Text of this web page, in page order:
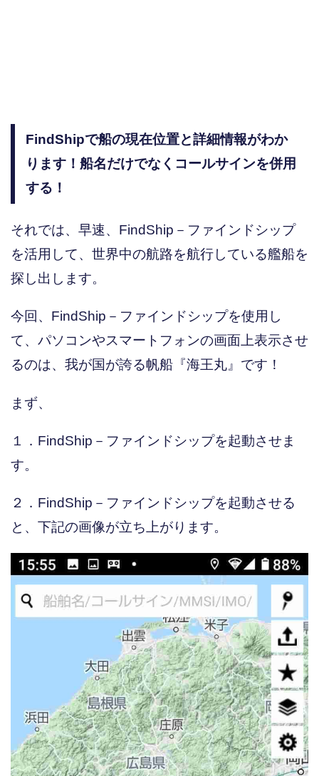
FindShipで船の現在位置と詳細情報がわか
ります！船名だけでなくコールサインを併用
する！
それでは、早速、FindShip－ファインドシップ
を活用して、世界中の航路を航行している艦船を
探し出します。
今回、FindShip－ファインドシップを使用し
て、パソコンやスマートフォンの画面上表示させ
るのは、我が国が誇る帆船『海王丸』です！
まず、
１．FindShip－ファインドシップを起動させま
す。
２．FindShip－ファインドシップを起動させる
と、下記の画像が立ち上がります。